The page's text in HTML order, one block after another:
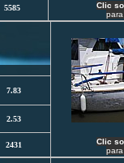
Clic
para
5585
Clic
para
7.83
2.53
2431